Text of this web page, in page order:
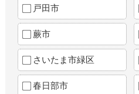
戸田市
蕨市
さいたま市緑区
春日部市